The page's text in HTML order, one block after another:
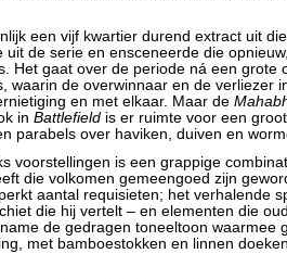
een vijf kwartier durend extract uit
uit de serie en ensceneerde die
Het gaat over de periode ná een grote
waarin de overwinnaar en de verliezer
en met elkaar. Maar de
in Battlefield is er ruimte voor een
parabels over haviken, duiven en
voorstellingen is een grappige
die volkomen gemeengoed zijn
aantal requisieten; het verhalende
die hij vertelt – en elementen die
de gedragen toneeltoon waarmee
met bamboestokken en linnen